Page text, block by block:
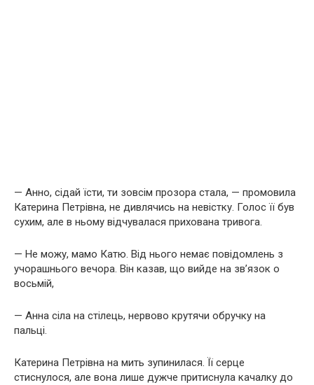
— Анно, сідай їсти, ти зовсім прозора стала, — промовила
Катерина Петрівна, не дивлячись на невістку. Голос її був
сухим, але в ньому відчувалася прихована тривога.
— Не можу, мамо Катю. Від нього немає повідомлень з
учорашнього вечора. Він казав, що вийде на зв’язок о
восьмій,
— Анна сіла на стілець, нервово крутячи обручку на
пальці.
Катерина Петрівна на мить зупинилася. Її серце
стиснулося, але вона лише дужче притиснула качалку до